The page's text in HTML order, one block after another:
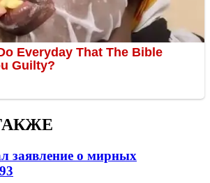
заявление о мирных